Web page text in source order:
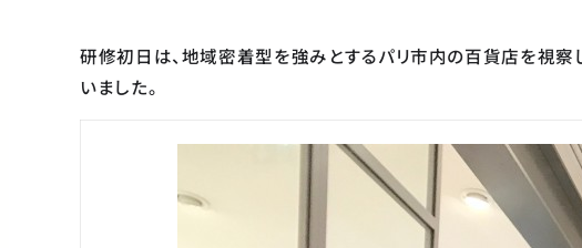
研修初日は、地域密着型を強みとするパリ市内の百貨店を視察
いました。